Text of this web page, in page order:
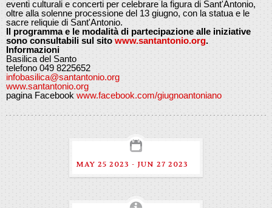
eventi culturali e concerti per celebrare la figura di Sant'Antonio,
oltre alla solenne processione del 13 giugno, con la statua e le
sacre reliquie di Sant'Antonio.
Il programma e le modalità di partecipazione alle iniziative
sono consultabili sul sito www.santantonio.org.
Informazioni
Basilica del Santo
telefono 049 8225652
infobasilica@santantonio.org
www.santantonio.org
pagina Facebook www.facebook.com/giugnoantoniano
MAY 25 2023 - JUN 27 2023